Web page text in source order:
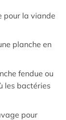
pour la viande
planche en
fendue ou
les bactéries
pour